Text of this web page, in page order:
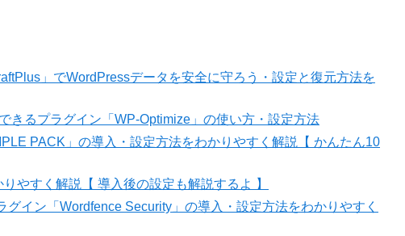
」でWordPressデータを安全に守ろう・設定と復元方法を
きるプラグイン「WP-Optimize」の使い方・設定方法
PACK」の導入・設定方法をわかりやすく解説【 かんたん10
やすく解説【 導入後の設定も解説するよ 】
グイン「Wordfence Security」の導入・設定方法をわかりやすく